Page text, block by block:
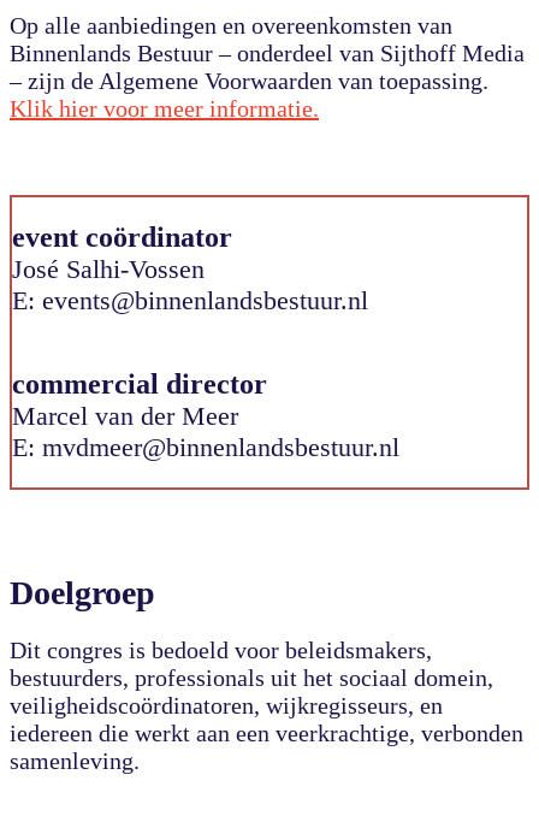
Op alle aanbiedingen en overeenkomsten van
Binnenlands Bestuur – onderdeel van Sijthoff Media
– zijn de Algemene Voorwaarden van toepassing.
Klik hier voor meer informatie.
event coördinator
José Salhi-Vossen
E: events@binnenlandsbestuur.nl
commercial director
Marcel van der Meer
E: mvdmeer@binnenlandsbestuur.nl
Doelgroep
Dit congres is bedoeld voor beleidsmakers,
bestuurders, professionals uit het sociaal domein,
veiligheidscoördinatoren, wijkregisseurs, en
iedereen die werkt aan een veerkrachtige, verbonden
samenleving.